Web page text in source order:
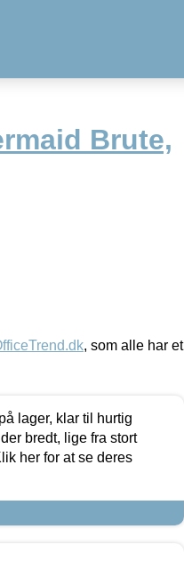
Brute,
, som alle har et
lager, klar til hurtig
bredt, lige fra stort
her for at se deres